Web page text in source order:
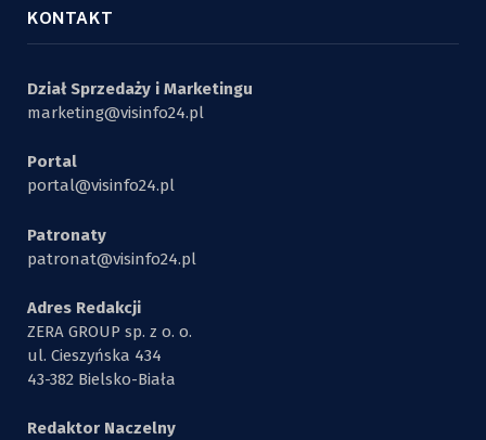
KONTAKT
Dział Sprzedaży i Marketingu
marketing@visinfo24.pl
Portal
portal@visinfo24.pl
Patronaty
patronat@visinfo24.pl
Adres Redakcji
ZERA GROUP sp. z o. o.
ul. Cieszyńska 434
43-382 Bielsko-Biała
Redaktor Naczelny